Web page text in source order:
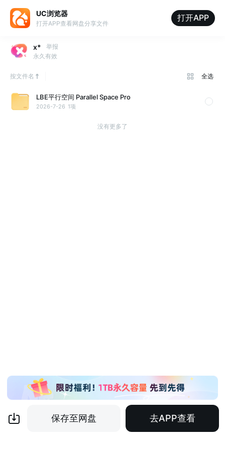
UC浏览器
打开APP查看网盘分享文件
打开APP
x*
举报
永久有效
按文件名 全选
LBE平行空间 Parallel Space Pro
2026-7-26 1项
没有更多了
保存至网盘 去APP查看